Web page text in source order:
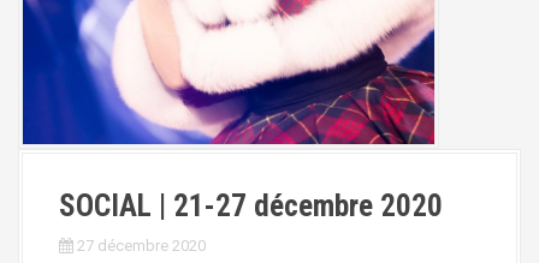
SOCIAL | 21-27 décembre 2020
27 décembre 2020